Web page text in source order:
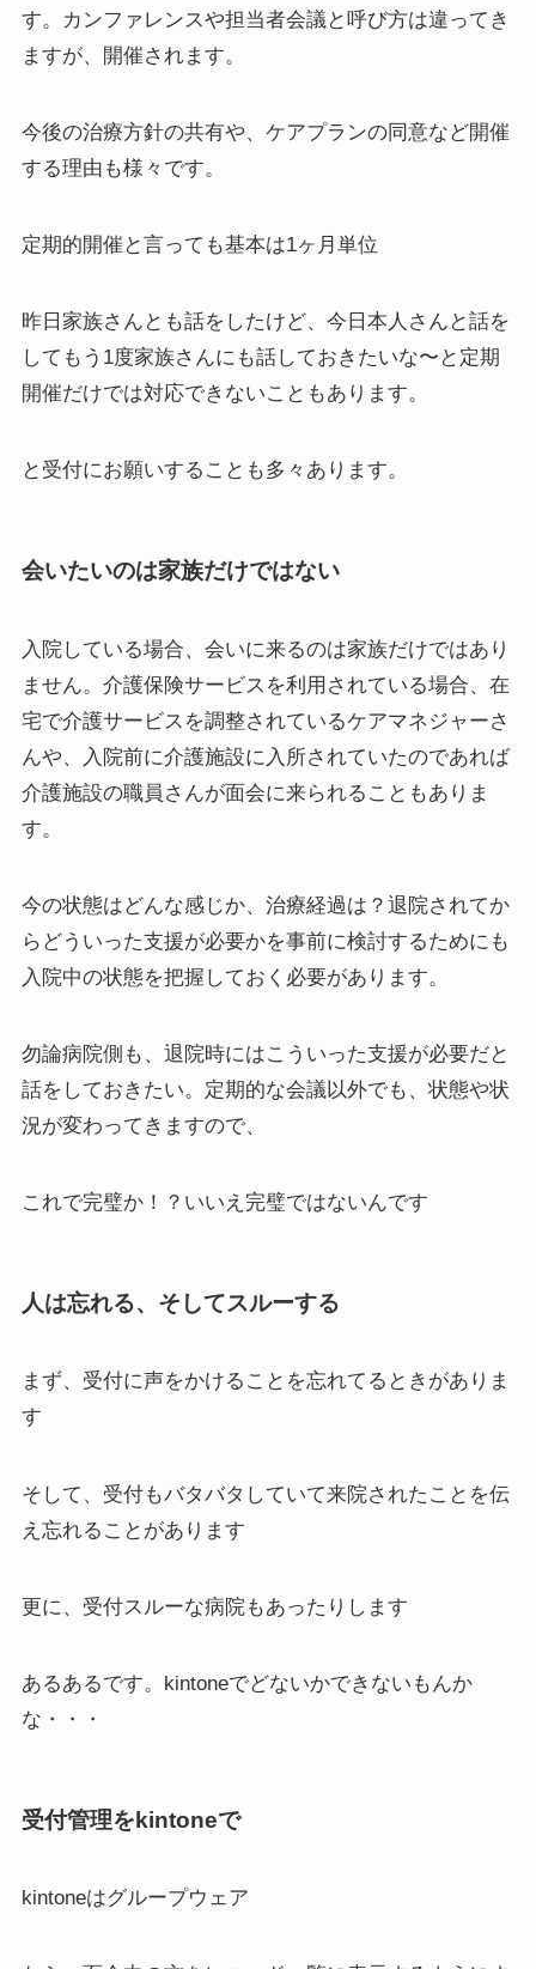
す。カンファレンスや担当者会議と呼び方は違ってき
ますが、開催されます。
今後の治療方針の共有や、ケアプランの同意など開催
する理由も様々です。
定期的開催と言っても基本は1ヶ月単位
昨日家族さんとも話をしたけど、今日本人さんと話を
してもう1度家族さんにも話しておきたいな〜と定期
開催だけでは対応できないこともあります。
と受付にお願いすることも多々あります。
会いたいのは家族だけではない
入院している場合、会いに来るのは家族だけではあり
ません。介護保険サービスを利用されている場合、在
宅で介護サービスを調整されているケアマネジャーさ
んや、入院前に介護施設に入所されていたのであれば
介護施設の職員さんが面会に来られることもありま
す。
今の状態はどんな感じか、治療経過は？退院されてか
らどういった支援が必要かを事前に検討するためにも
入院中の状態を把握しておく必要があります。
勿論病院側も、退院時にはこういった支援が必要だと
話をしておきたい。定期的な会議以外でも、状態や状
況が変わってきますので、
これで完璧か！？いいえ完璧ではないんです
人は忘れる、そしてスルーする
まず、受付に声をかけることを忘れてるときがありま
す
そして、受付もバタバタしていて来院されたことを伝
え忘れることがあります
更に、受付スルーな病院もあったりします
あるあるです。kintoneでどないかできないもんか
な・・・
受付管理をkintoneで
kintoneはグループウェア